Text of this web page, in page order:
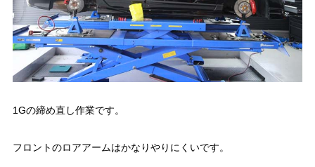
1Gの締め直し作業です。
フロントのロアアームはかなりやりにくいです。